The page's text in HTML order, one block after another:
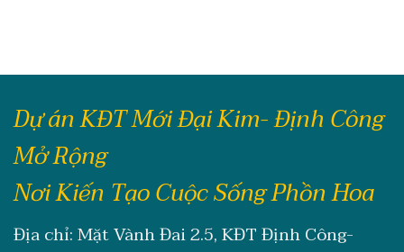
Dự án KĐT Mới Đại Kim- Định Công
Mở Rộng
Nơi Kiến Tạo Cuộc Sống Phồn Hoa
Địa chỉ: Mặt Vành Đai 2.5, KĐT Định Công-